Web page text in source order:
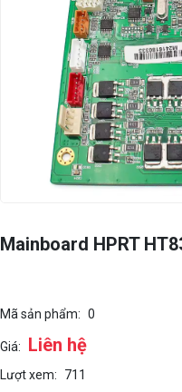
Mainboard HPRT
Mã sản phẩm: 0
Giá: Liên hệ
Lượt xem: 711